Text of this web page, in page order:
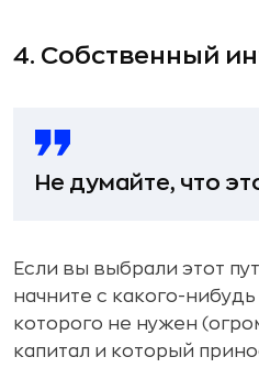
4. Собственный
Не думайте, что
Если вы выбрали этот
начните с какого-
которого не нужен
капитал и который